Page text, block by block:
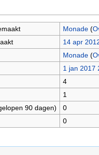
Monade (
14 apr
Monade (
1 jan 2017
4
1
90 dagen)
0
0